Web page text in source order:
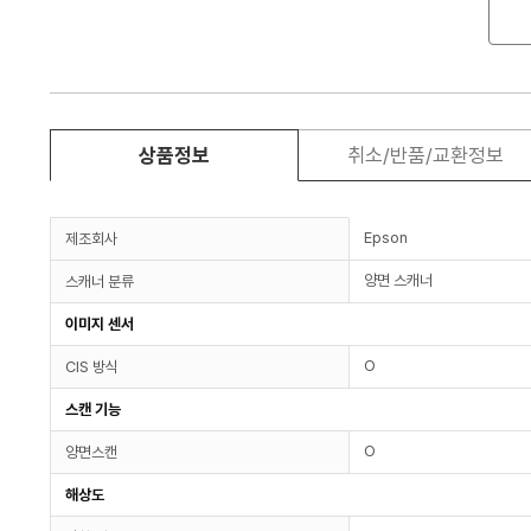
상품정보 취소/반품/교환정보
제조회사 Epson
스캐너 분류 양면 스캐너
이미지 센서
CIS 방식 O
스캔 기능
양면스캔 O
해상도